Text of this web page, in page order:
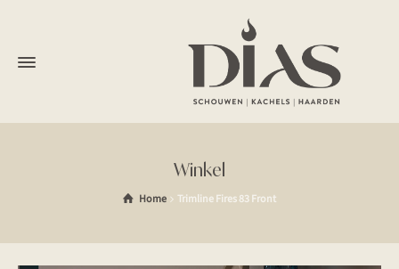
Winkel
Home Trimline Fires 83 Front